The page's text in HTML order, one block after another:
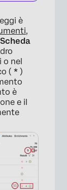
×
×
è
,
Scheda
o nel
( * )
è
e il